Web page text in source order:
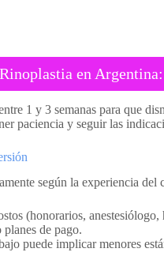
en
1 y 3 semanas para que
paciencia y seguir las
según la experiencia
(honorarios,
de pago.
puede implicar menores